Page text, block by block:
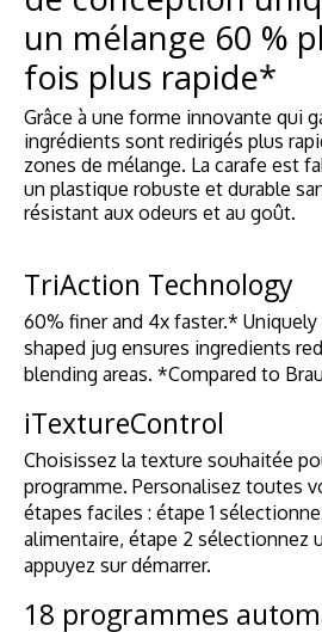
un mélange 60 %
fois plus rapide*
Grâce à une forme innovante qui
ingrédients sont redirigés plus
zones de mélange. La carafe est
un plastique robuste et durable
résistant aux odeurs et au goût.
TriAction Technology
60% finer and 4x faster.*
shaped jug ensures ingredients
blending areas. *Compared to
iTextureControl
Choisissez la texture souhaitée
programme. Personalisez toutes
étapes faciles : étape 1
alimentaire, étape 2 sélectionnez
appuyez sur démarrer.
18 programmes